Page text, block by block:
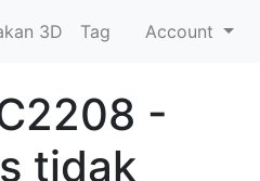
3D Tag Account
-
tidak